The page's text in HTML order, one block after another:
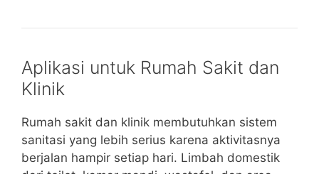
Aplikasi untuk Rumah Sakit dan
Klinik
Rumah sakit dan klinik membutuhkan sistem
sanitasi yang lebih serius karena aktivitasnya
berjalan hampir setiap hari. Limbah domestik